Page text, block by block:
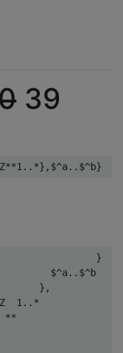
39
}  # A
$^a..$^b
},           #
1..*
**